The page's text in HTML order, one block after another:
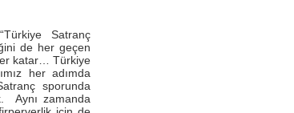
Satranç
de her geçen
katar… Türkiye
her adımda
sporunda
Aynı zamanda